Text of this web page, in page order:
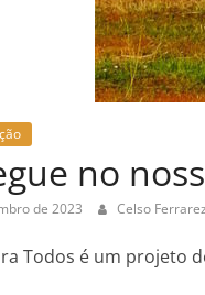
no
de 2023 Celso
Todos é um projeto